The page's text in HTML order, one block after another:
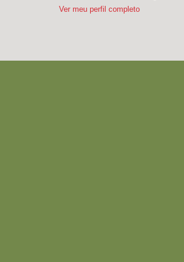
Ver meu perfil completo